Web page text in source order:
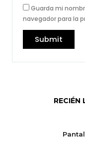
Guarda mi
navegador para la
RECIÉN